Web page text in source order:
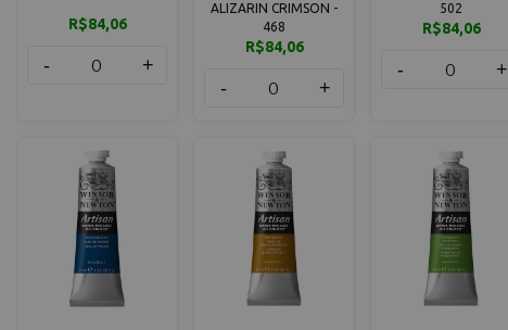
R$84,06
- +
ALIZARIN CRIMSON -
468
R$84,06
- +
502
R$84,06
- +